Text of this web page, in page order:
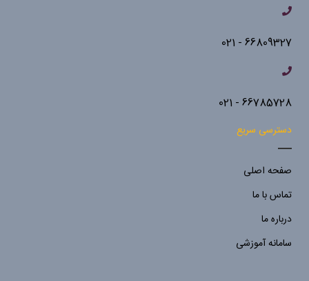
66809327 - 021
66785728 - 021
دسترسی سریع
صفحه اصلی
تماس با ما
درباره ما
سامانه آموزشی